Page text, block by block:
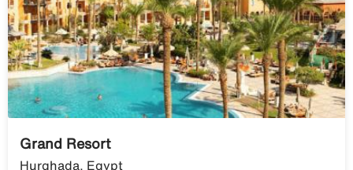
Grand Resort
Hurghada, Egypt